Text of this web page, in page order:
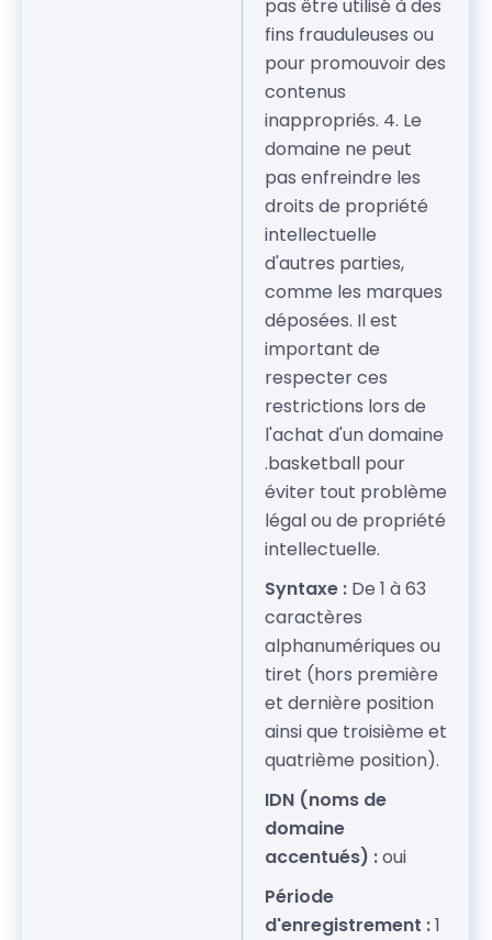
pas être utilisé à des
fins frauduleuses ou
pour promouvoir des
contenus
inappropriés. 4. Le
domaine ne peut
pas enfreindre les
droits de propriété
intellectuelle
d'autres parties,
comme les marques
déposées. Il est
important de
respecter ces
restrictions lors de
l'achat d'un domaine
.basketball pour
éviter tout problème
légal ou de propriété
intellectuelle.
Syntaxe : De 1 à 63
caractères
alphanumériques ou
tiret (hors première
et dernière position
ainsi que troisième et
quatrième position).
IDN (noms de
domaine
accentués) :oui
Période
d'enregistrement :1